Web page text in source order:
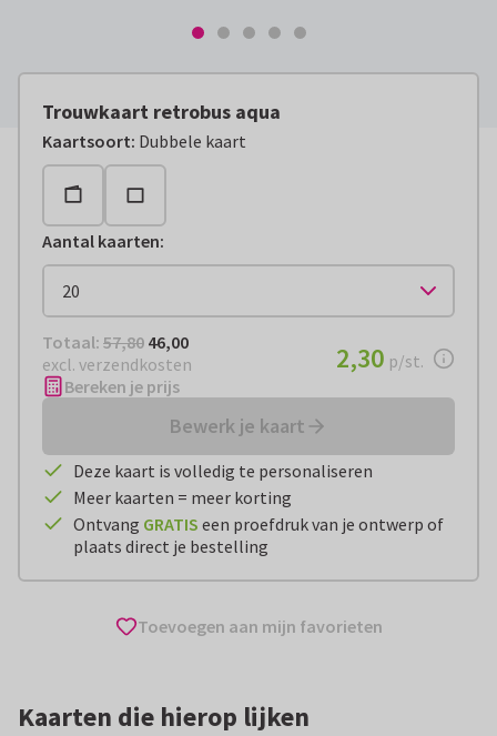
Trouwkaart retrobus aqua
Kaartsoort: Dubbele kaart
Aantal kaarten:
Totaal: € 46,00
Totaal: 57,80 46,00
excl. verzendkosten
€ 2,30per stuk
2,30 p/st.
Bereken je prijs
Bewerk je kaart
Deze kaart is volledig te personaliseren
Meer kaarten = meer korting
Ontvang GRATIS een proefdruk van je ontwerp of
plaats direct je bestelling
Toevoegen aan mijn favorieten
Kaarten die hierop lijken